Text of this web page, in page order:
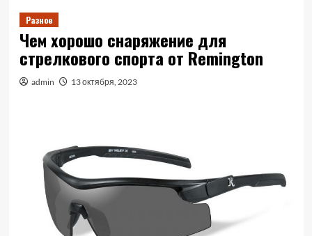
Разное
Чем хорошо снаряжение для
стрелкового спорта от Remington
admin 13 октября, 2023